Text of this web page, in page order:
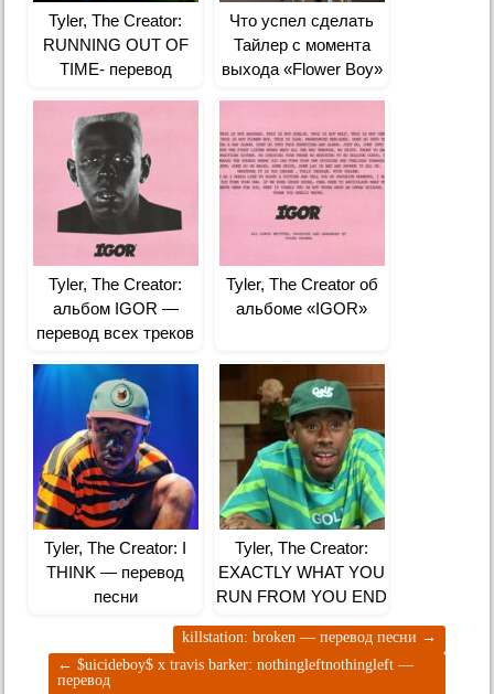
Tyler, The Creator:
RUNNING OUT OF
TIME- перевод
Что успел сделать
Тайлер с момента
выхода «Flower Boy»
Tyler, The Creator:
альбом IGOR —
перевод всех треков
Tyler, The Creator об
альбоме «IGOR»
Tyler, The Creator: I
THINK — перевод
песни
Tyler, The Creator:
EXACTLY WHAT YOU
RUN FROM YOU END
перевод
killstation: broken — перевод песни →
← $uicideboy$ x travis barker: nothingleftnothingleft —
перевод